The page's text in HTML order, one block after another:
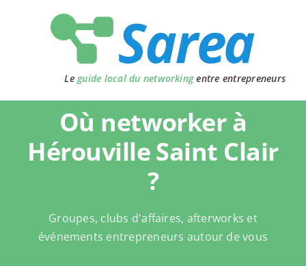
Le guide local du networkingentre entrepreneurs
Où networker à
Hérouville Saint Clair
?
Groupes, clubs d'affaires, afterworks et
événements entrepreneurs autour de vous